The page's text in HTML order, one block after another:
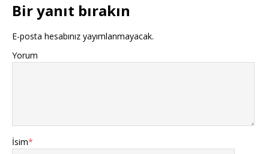
Bir yanıt bırakın
E-posta hesabınız yayımlanmayacak.
Yorum
İsim*